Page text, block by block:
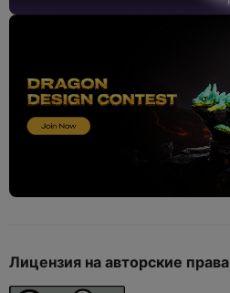
Лицензия на авторские права